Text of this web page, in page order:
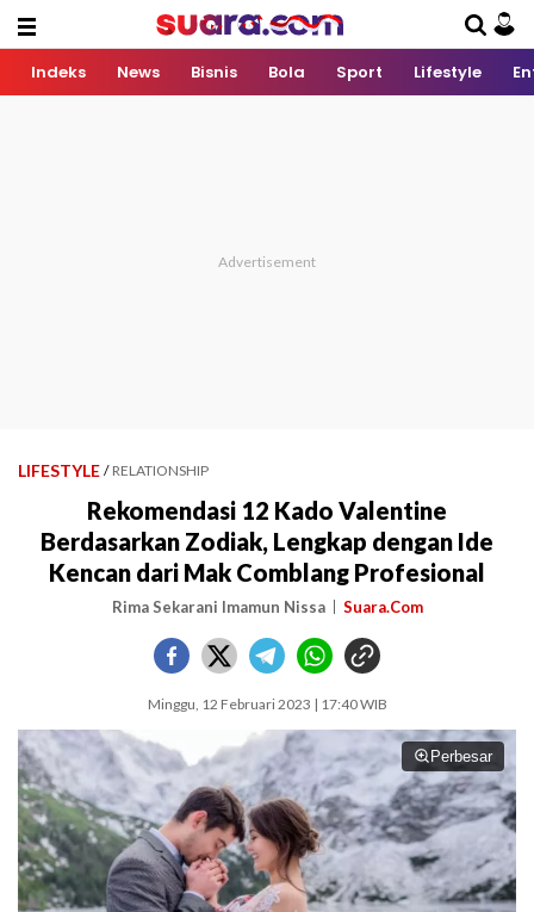
Indeks News Bisnis Bola Sport Lifestyle
LIFESTYLE / RELATIONSHIP
Rekomendasi 12 Kado Valentine
Berdasarkan Zodiak, Lengkap dengan Ide
Kencan dari Mak Comblang Profesional
Rima Sekarani Imamun Nissa Suara.Com
Minggu, 12 Februari 2023 | 17:40 WIB
Perbesar